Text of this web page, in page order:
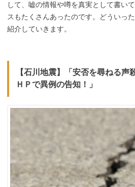
して、嘘の情報や噂を真実として書い
スもたくさんあったのです。どういっ
紹介していきます。
【石川地震】「安否を尋ねる声
ＨＰで異例の告知！」